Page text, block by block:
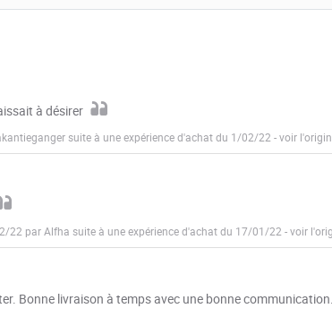
à désirer
suite à une expérience d'achat du 1/02/22 -voir
22 par Alfha suite à une expérience d'achat du 17/01/22 -voir
Bonne livraison à temps avec une bonne communication.